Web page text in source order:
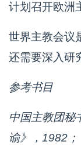
计划召开欧洲
世界主教会议
还需要深入研
参考书目
中国主教团秘
谕》，1982